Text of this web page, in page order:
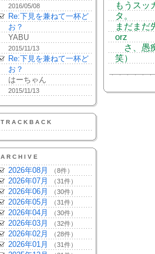
2016/05/08
Re:下見を兼ねて一杯ど
お？
YABU
2015/11/13
Re:下見を兼ねて一杯ど
お？
はーちゃん
2015/11/13
TRACKBACK
ARCHIVE
2026年08月 （8件）
2026年07月 （31件）
2026年06月 （30件）
2026年05月 （31件）
2026年04月 （30件）
2026年03月 （32件）
2026年02月 （28件）
2026年01月 （31件）
もうスッ
タ。
まだまだ
orz
さ、愚
笑）